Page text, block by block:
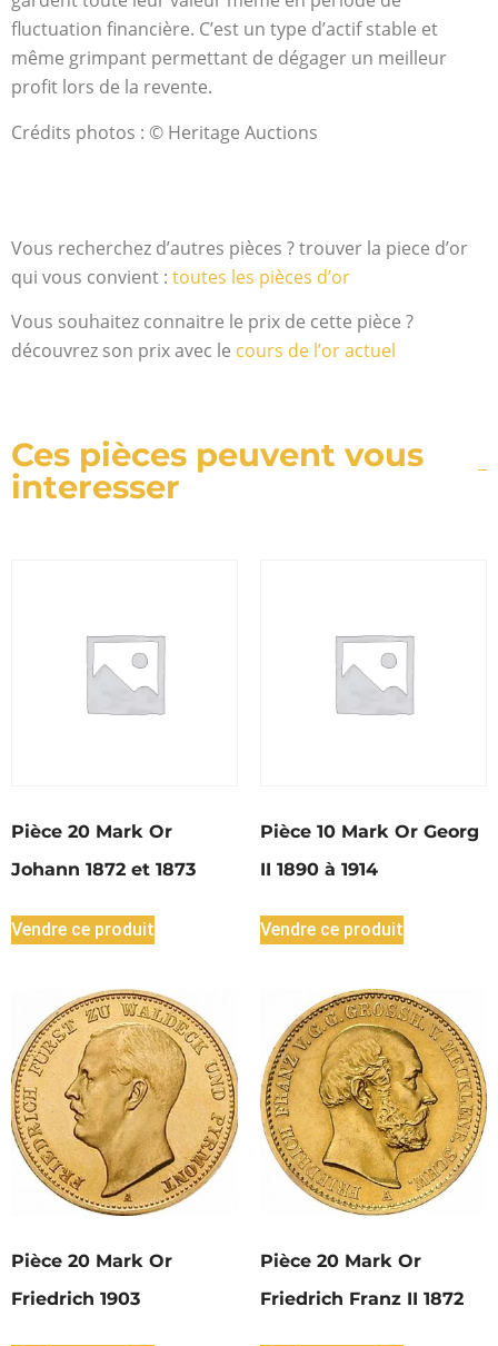
fluctuation financière. C’est un type d’actif stable et
même grimpant permettant de dégager un meilleur
profit lors de la revente.
Crédits photos : © Heritage Auctions
Vous recherchez d’autres pièces ? trouver la piece d’or
qui vous convient : toutes les pièces d’or
Vous souhaitez connaitre le prix de cette pièce ?
découvrez son prix avec le cours de l’or actuel
Ces pièces peuvent vous
interesser
Pièce 20 Mark Or
Johann 1872 et 1873
Vendre ce produit
Pièce 10 Mark Or Georg
II 1890 à 1914
Vendre ce produit
Pièce 20 Mark Or
Friedrich 1903
Pièce 20 Mark Or
Friedrich Franz II 1872